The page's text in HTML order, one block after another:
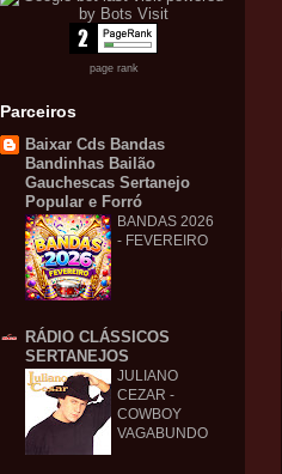
page rank
Parceiros
Baixar Cds Bandas
Bandinhas Bailão
Gauchescas Sertanejo
Popular e Forró
BANDAS 2026
- FEVEREIRO
RÁDIO CLÁSSICOS
SERTANEJOS
JULIANO
CEZAR -
COWBOY
VAGABUNDO